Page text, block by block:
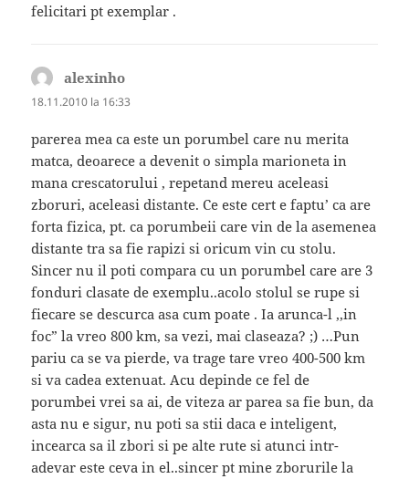
felicitari pt exemplar .
alexinho
18.11.2010 la 16:33
parerea mea ca este un porumbel care nu merita
matca, deoarece a devenit o simpla marioneta in
mana crescatorului , repetand mereu aceleasi
zboruri, aceleasi distante. Ce este cert e faptu’ ca are
forta fizica, pt. ca porumbeii care vin de la asemenea
distante tra sa fie rapizi si oricum vin cu stolu.
Sincer nu il poti compara cu un porumbel care are 3
fonduri clasate de exemplu..acolo stolul se rupe si
fiecare se descurca asa cum poate . Ia arunca-l ,,in
foc” la vreo 800 km, sa vezi, mai claseaza? ;) …Pun
pariu ca se va pierde, va trage tare vreo 400-500 km
si va cadea extenuat. Acu depinde ce fel de
porumbei vrei sa ai, de viteza ar parea sa fie bun, da
asta nu e sigur, nu poti sa stii daca e inteligent,
incearca sa il zbori si pe alte rute si atunci intr-
adevar este ceva in el..sincer pt mine zborurile la